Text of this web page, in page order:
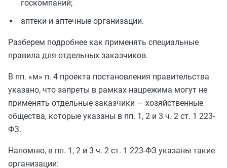
госкомпаний;
аптеки и аптечные организации.
Разберем подробнее как применять специальные
правила для отдельных заказчиков.
В пп. «м» п. 4 проекта постановления правительства
указано, что запреты в рамках нацрежима могут не
применять отдельные заказчики — хозяйственные
общества, которые указаны в пп. 1, 2 и 3 ч. 2 ст. 1 223-
ФЗ.
Напомню, в пп. 1, 2 и 3 ч. 2 ст. 1 223-ФЗ указаны такие
организации: